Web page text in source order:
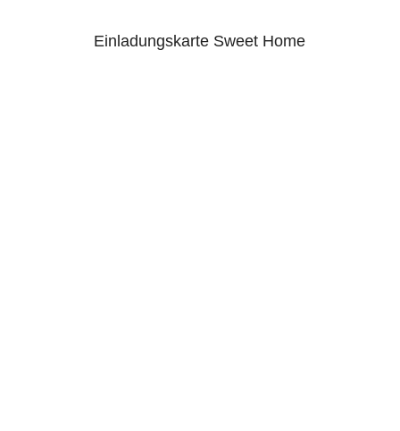
Einladungskarte Sweet Home